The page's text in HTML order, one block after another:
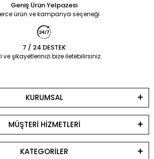
Geniş Ürün Yelpazesi
ürün ve kampanya seçeneği
7 / 24 DESTEK
ve şikayetlerinizi bize iletebilirsiniz.
KURUMSAL
MÜŞTERİ HİZMETLERİ
KATEGORİLER